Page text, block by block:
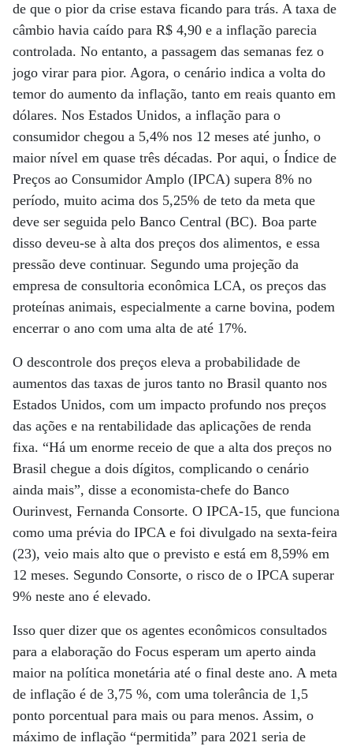
de que o pior da crise estava ficando para trás. A taxa de
câmbio havia caído para R$ 4,90 e a inflação parecia
controlada. No entanto, a passagem das semanas fez o
jogo virar para pior. Agora, o cenário indica a volta do
temor do aumento da inflação, tanto em reais quanto em
dólares. Nos Estados Unidos, a inflação para o
consumidor chegou a 5,4% nos 12 meses até junho, o
maior nível em quase três décadas. Por aqui, o Índice de
Preços ao Consumidor Amplo (IPCA) supera 8% no
período, muito acima dos 5,25% de teto da meta que
deve ser seguida pelo Banco Central (BC). Boa parte
disso deveu-se à alta dos preços dos alimentos, e essa
pressão deve continuar. Segundo uma projeção da
empresa de consultoria econômica LCA, os preços das
proteínas animais, especialmente a carne bovina, podem
encerrar o ano com uma alta de até 17%.
O descontrole dos preços eleva a probabilidade de
aumentos das taxas de juros tanto no Brasil quanto nos
Estados Unidos, com um impacto profundo nos preços
das ações e na rentabilidade das aplicações de renda
fixa. “Há um enorme receio de que a alta dos preços no
Brasil chegue a dois dígitos, complicando o cenário
ainda mais”, disse a economista-chefe do Banco
Ourinvest, Fernanda Consorte. O IPCA-15, que funciona
como uma prévia do IPCA e foi divulgado na sexta-feira
(23), veio mais alto que o previsto e está em 8,59% em
12 meses. Segundo Consorte, o risco de o IPCA superar
9% neste ano é elevado.
Isso quer dizer que os agentes econômicos consultados
para a elaboração do Focus esperam um aperto ainda
maior na política monetária até o final deste ano. A meta
de inflação é de 3,75 %, com uma tolerância de 1,5
ponto porcentual para mais ou para menos. Assim, o
máximo de inflação “permitida” para 2021 seria de